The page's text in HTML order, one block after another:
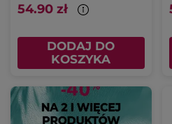
54.90 zł
DODAJ DO
KOSZYKA